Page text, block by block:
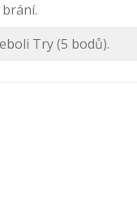
Try (5 bodů).